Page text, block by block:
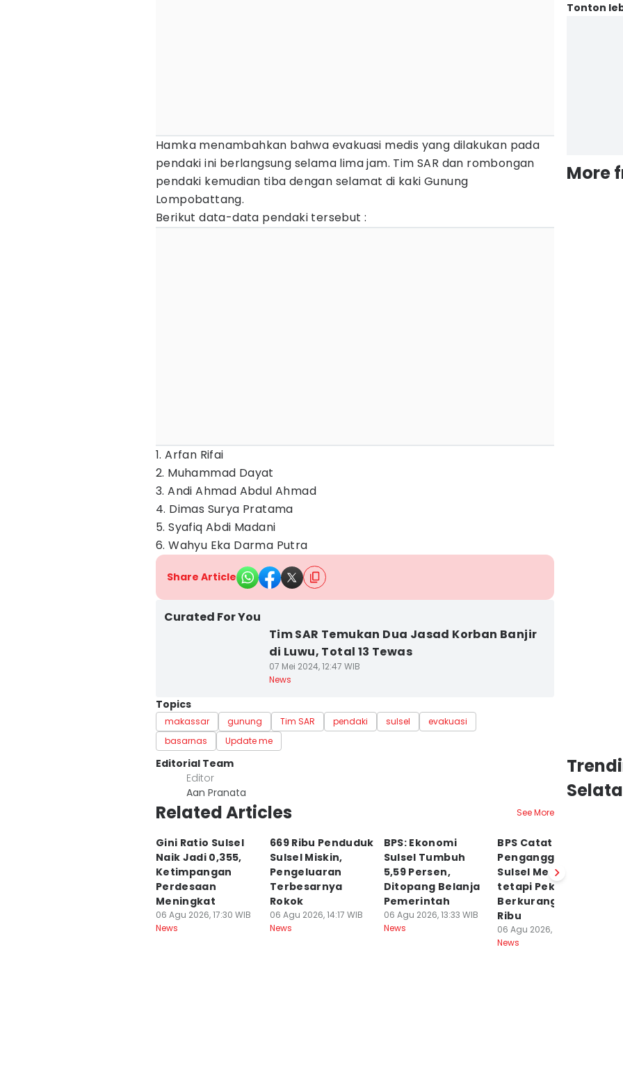
Hamka menambahkan bahwa evakuasi medis yang dilakukan pada
pendaki ini berlangsung selama lima jam. Tim SAR dan rombongan
pendaki kemudian tiba dengan selamat di kaki Gunung
Lompobattang.
Berikut data-data pendaki tersebut :
1. Arfan Rifai
2. Muhammad Dayat
3. Andi Ahmad Abdul Ahmad
4. Dimas Surya Pratama
5. Syafiq Abdi Madani
6. Wahyu Eka Darma Putra
Share Article
Curated For You
Tim SAR Temukan Dua Jasad Korban Banjir
di Luwu, Total 13 Tewas
07 Mei 2024, 12:47 WIB
News
Topics
makassar gunung Tim SAR pendaki sulsel
evakuasi
basarnas
Update me
Editorial Team
Editor
Aan Pranata
Related Articles See More
Gini Ratio Sulsel
Naik Jadi 0,355,
Ketimpangan
Perdesaan
Meningkat
06 Agu 2026, 17:30 WIB
News
669 Ribu Penduduk
Sulsel Miskin,
Pengeluaran
Terbesarnya
Rokok
06 Agu 2026, 14:17 WIB
News
BPS: Ekonomi
Sulsel Tumbuh
5,59 Persen,
Ditopang Belanja
Pemerintah
06 Agu 2026, 13:33 WIB
News
BPS Catat
Pengangguran
Sulsel Menurun,
tetapi Pekerja
Berkurang 23,8
Ribu
06 Agu 2026, 13:28 WIB
News
Tonton
More